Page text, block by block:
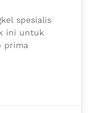
spesialis
ini untuk
prima